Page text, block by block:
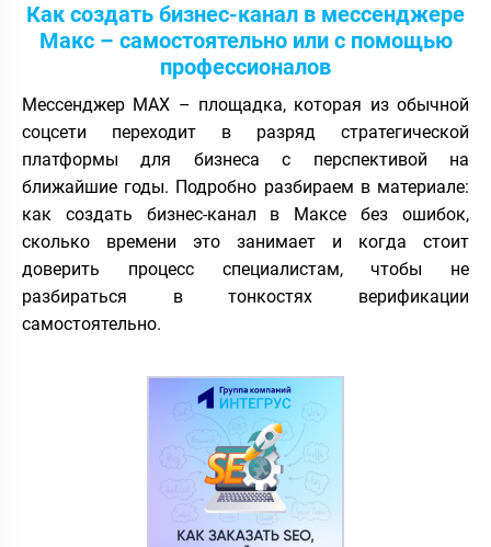
Как создать бизнес-канал в мессенджере
Макс – самостоятельно или с помощью
профессионалов
Мессенджер MAX – площадка, которая из обычной
соцсети переходит в разряд стратегической
платформы для бизнеса с перспективой на
ближайшие годы. Подробно разбираем в материале:
как создать бизнес-канал в Максе без ошибок,
сколько времени это занимает и когда стоит
доверить процесс специалистам, чтобы не
разбираться в тонкостях верификации
самостоятельно.